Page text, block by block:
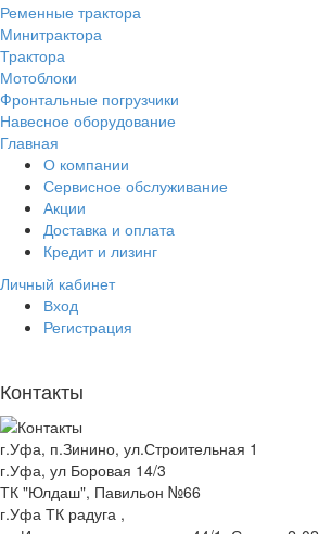
Ременные трактора
Минитрактора
Трактора
Мотоблоки
Фронтальные погрузчики
Навесное оборудование
Главная
О компании
Сервисное обслуживание
Акции
Доставка и оплата
Кредит и лизинг
Личный кабинет
Вход
Регистрация
Контакты
г.Уфа, п.Зинино, ул.Строительная 1
г.Уфа, ул Боровая 14/3
ТК "Юлдаш", Павильон №66
г.Уфа ТК радуга ,